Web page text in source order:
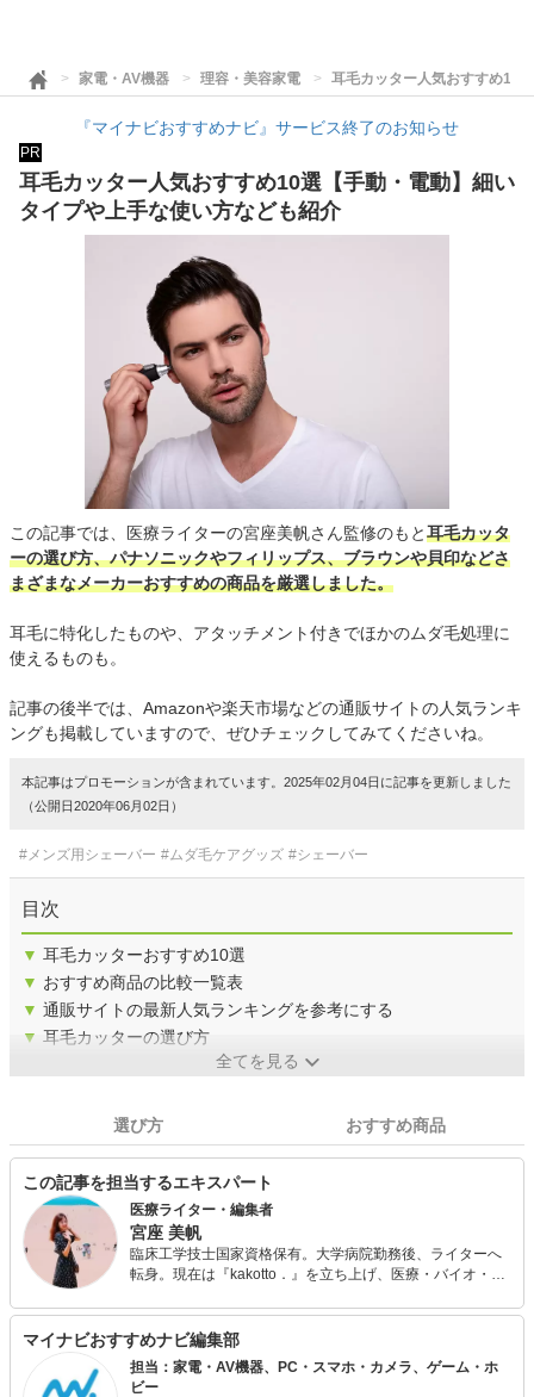
家電・AV機器 理容・美容家電 耳毛カッター人気おすすめ10
『マイナビおすすめナビ』サービス終了のお知らせ
PR
耳毛カッター人気おすすめ10選【手動・電動】細い
タイプや上手な使い方なども紹介
この記事では、医療ライターの宮座美帆さん監修のもと耳毛カッタ
ーの選び方、パナソニックやフィリップス、ブラウンや貝印などさ
まざまなメーカーおすすめの商品を厳選しました。
耳毛に特化したものや、アタッチメント付きでほかのムダ毛処理に
使えるものも。
記事の後半では、Amazonや楽天市場などの通販サイトの人気ランキ
ングも掲載していますので、ぜひチェックしてみてくださいね。
本記事はプロモーションが含まれています。2025年02月04日に記事を更新しました
（公開日2020年06月02日）
#メンズ用シェーバー #ムダ毛ケアグッズ #シェーバー
目次
▼ 耳毛カッターおすすめ10選
▼ おすすめ商品の比較一覧表
▼ 通販サイトの最新人気ランキングを参考にする
▼ 耳毛カッターの選び方
全てを見る
選び方 おすすめ商品
この記事を担当するエキスパート
医療ライター・編集者
宮座 美帆
臨床工学技士国家資格保有。大学病院勤務後、ライターへ
転身。現在は『kakotto．』を立ち上げ、医療・バイオ・ヘ
います。「難しい話を分かりやすく」をモットーに、心を
じんわり温めるような記事作成をお届け。当サイトでは健
康にかかわるグッズや医療機器などを紹介し、皆さまの健
康増進のお手伝いを致します。
マイナビおすすめナビ編集部
担当：家電・AV機器、PC・スマホ・カメラ、ゲーム・ホ
ビー